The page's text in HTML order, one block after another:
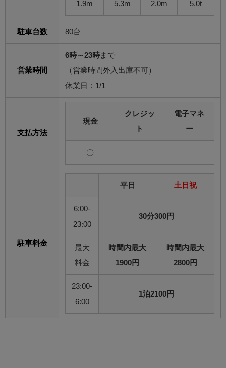
1.9m 5.3m 2.0m 5.0t
駐車台数 80台
営業時間
6時～23時 まで
（営業時間外入出庫不可）
休業日：1/1
支払方法
現金
クレジッ
ト
電子マネ
ー
〇
駐車料金
平日 土日祝
6:00-
23:00
30分300円
最大
料金
時間内最大
1900円
時間内最大
2800円
23:00-
6:00
1泊2100円